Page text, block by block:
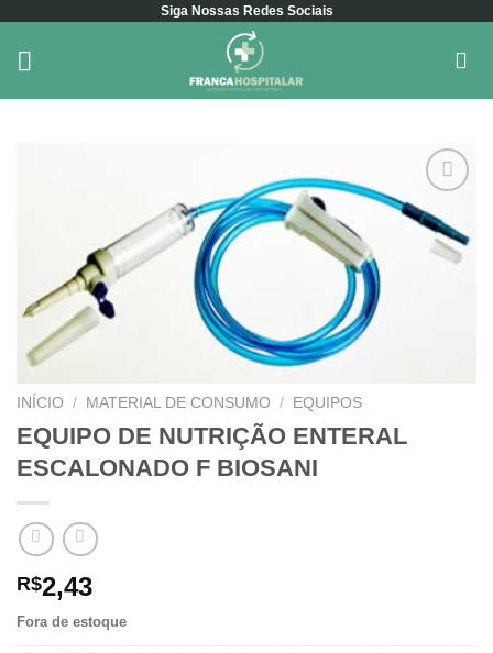
content
Siga Nossas Redes Sociais
Add to
INÍCIO / MATERIAL DE CONSUMO / EQUIPOS
EQUIPO DE NUTRIÇÃO ENTERAL
ESCALONADO F BIOSANI
R$2,43
Fora de estoque